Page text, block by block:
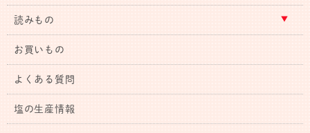
読みもの
お買いもの
よくある質問
塩の生産情報